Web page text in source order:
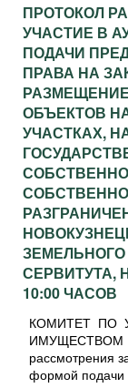
ПРОТОКОЛ
УЧАСТИЕ В
ПОДАЧИ
ПРАВА НА
ОБЪЕКТОВ
УЧАСТКАХ,
СЕРВИТУТА,
10:00 ЧАСОВ
КОМИТЕТ ПО
ИМУЩЕСТВОМ
рассмотрения
формой подачи